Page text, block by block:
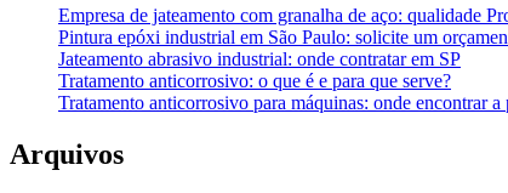
Empresa de jateamento com granalha de aço: qualidade
Pintura epóxi industrial em São Paulo: solicite um
Jateamento abrasivo industrial: onde contratar em SP
Tratamento anticorrosivo: o que é e para que serve?
Tratamento anticorrosivo para máquinas: onde encontrar a
Arquivos